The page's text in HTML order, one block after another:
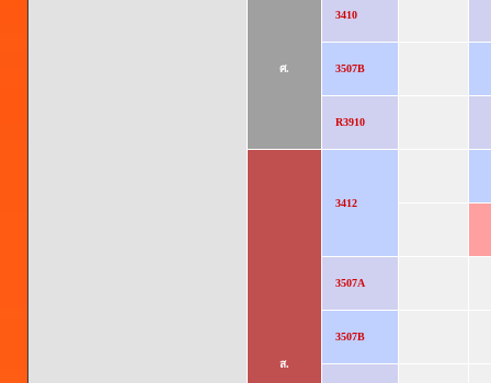
ศ.
3410
3507B
R3910
ส.
3412
3507A
3507B